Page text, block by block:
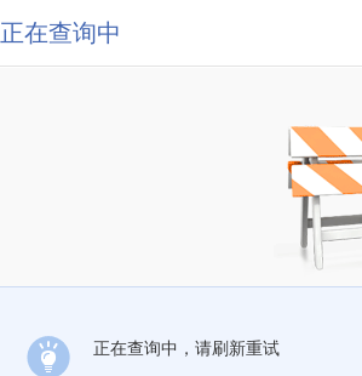
正在查询中
正在查询中，请刷新重试